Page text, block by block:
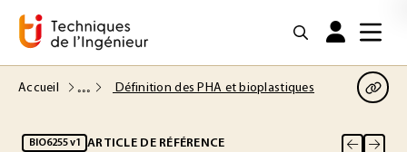
Accueil Définition des PHA et bioplastiques
BIO6255 v1 ARTICLE DE RÉFÉRENCE